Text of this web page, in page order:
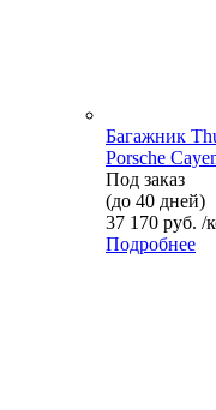
Багажник
Porsche
Под заказ
(до 40 дней)
37 170 руб. /
Подробнее